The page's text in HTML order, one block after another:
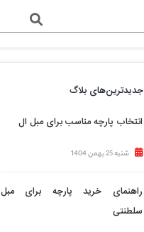
جدیدترین‌های بلاگ
انتخاب پارچه مناسب برای مبل ال
شنبه 25 بهمن 1404
راهنمای خرید پارچه برای مبل
سلطنتی